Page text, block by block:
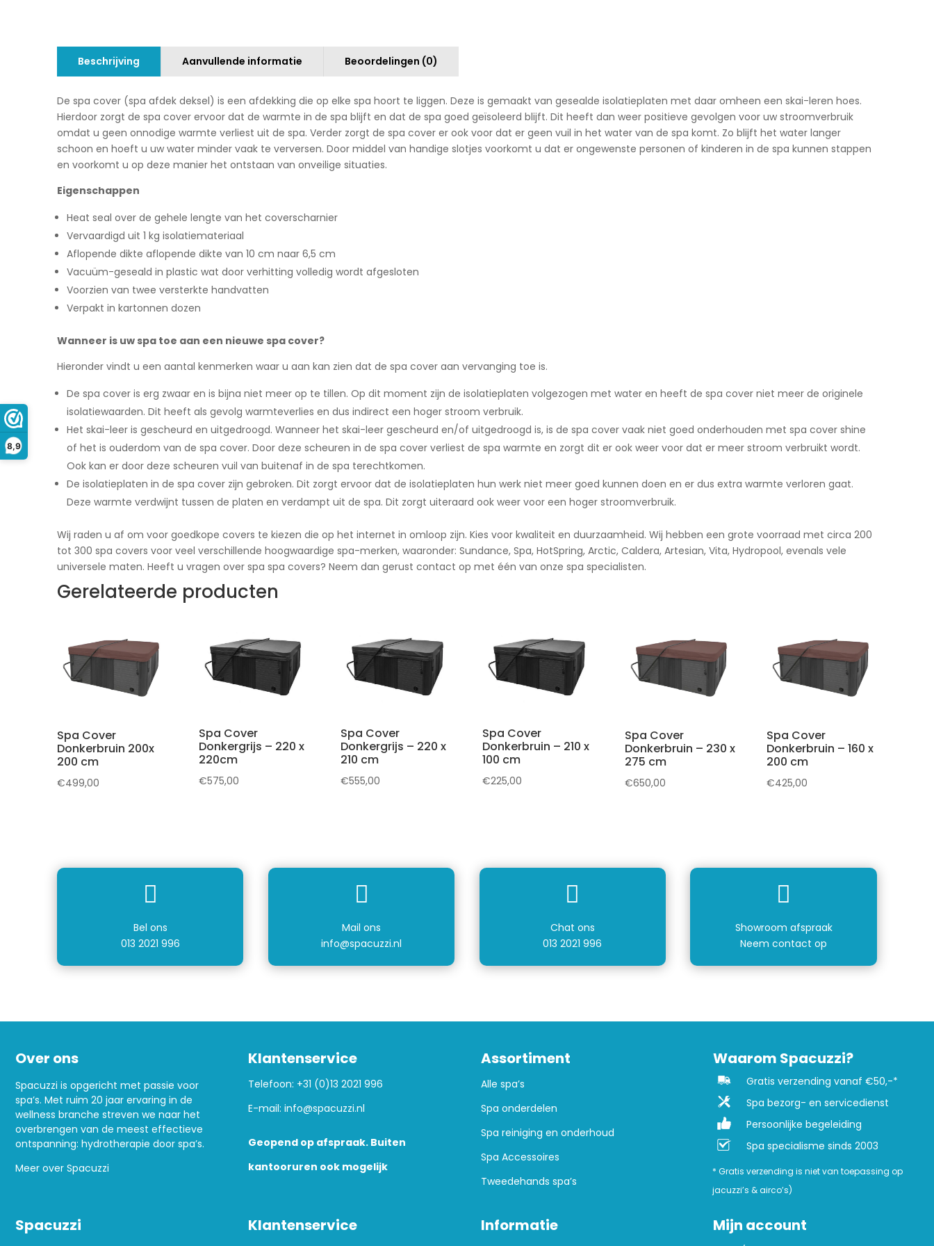
8,9
Beschrijving Aanvullende informatie Beoordelingen (0)
De spa cover (spa afdek deksel) is een afdekking die op elke spa hoort te liggen. Deze is gemaakt van gesealde isolatieplaten met daar omheen een skai-leren hoes.
Hierdoor zorgt de spa cover ervoor dat de warmte in de spa blijft en dat de spa goed geïsoleerd blijft. Dit heeft dan weer positieve gevolgen voor uw stroomverbruik
omdat u geen onnodige warmte verliest uit de spa. Verder zorgt de spa cover er ook voor dat er geen vuil in het water van de spa komt. Zo blijft het water langer
schoon en hoeft u uw water minder vaak te verversen. Door middel van handige slotjes voorkomt u dat er ongewenste personen of kinderen in de spa kunnen stappen
en voorkomt u op deze manier het ontstaan van onveilige situaties.
Eigenschappen
Heat seal over de gehele lengte van het coverscharnier
Vervaardigd uit 1 kg isolatiemateriaal
Aflopende dikte aflopende dikte van 10 cm naar 6,5 cm
Vacuüm-geseald in plastic wat door verhitting volledig wordt afgesloten
Voorzien van twee versterkte handvatten
Verpakt in kartonnen dozen
Wanneer is uw spa toe aan een nieuwe spa cover?
Hieronder vindt u een aantal kenmerken waar u aan kan zien dat de spa cover aan vervanging toe is.
De spa cover is erg zwaar en is bijna niet meer op te tillen. Op dit moment zijn de isolatieplaten volgezogen met water en heeft de spa cover niet meer de originele
isolatiewaarden. Dit heeft als gevolg warmteverlies en dus indirect een hoger stroom verbruik.
Het skai-leer is gescheurd en uitgedroogd. Wanneer het skai-leer gescheurd en/of uitgedroogd is, is de spa cover vaak niet goed onderhouden met spa cover shine
of het is ouderdom van de spa cover. Door deze scheuren in de spa cover verliest de spa warmte en zorgt dit er ook weer voor dat er meer stroom verbruikt wordt.
Ook kan er door deze scheuren vuil van buitenaf in de spa terechtkomen.
De isolatieplaten in de spa cover zijn gebroken. Dit zorgt ervoor dat de isolatieplaten hun werk niet meer goed kunnen doen en er dus extra warmte verloren gaat.
Deze warmte verdwijnt tussen de platen en verdampt uit de spa. Dit zorgt uiteraard ook weer voor een hoger stroomverbruik.
Wij raden u af om voor goedkope covers te kiezen die op het internet in omloop zijn. Kies voor kwaliteit en duurzaamheid. Wij hebben een grote voorraad met circa 200
tot 300 spa covers voor veel verschillende hoogwaardige spa-merken, waaronder: Sundance, Spa, HotSpring, Arctic, Caldera, Artesian, Vita, Hydropool, evenals vele
universele maten. Heeft u vragen over spa spa covers? Neem dan gerust contact op met één van onze spa specialisten.
Gerelateerde producten
Spa Cover
Donkerbruin 200x
200 cm
€499,00
Spa Cover
Donkergrijs – 220 x
220cm
€575,00
Spa Cover
Donkergrijs – 220 x
210 cm
€555,00
Spa Cover
Donkerbruin – 210 x
100 cm
€225,00
Spa Cover
Donkerbruin – 230 x
275 cm
€650,00
Spa Cover
Donkerbruin – 160 x
200 cm
€425,00

Bel ons
013 2021 996

Mail ons
info@spacuzzi.nl

Chat ons
013 2021 996

Showroom afspraak
Neem contact op
Over ons
Spacuzzi is opgericht met passie voor
spa’s. Met ruim 20 jaar ervaring in de
wellness branche streven we naar het
overbrengen van de meest effectieve
ontspanning: hydrotherapie door spa’s.
Meer over Spacuzzi
Klantenservice
Telefoon: +31 (0)13 2021 996
E-mail: info@spacuzzi.nl
Geopend op afspraak. Buiten
kantooruren ook mogelijk
Assortiment
Alle spa’s
Spa onderdelen
Spa reiniging en onderhoud
Spa Accessoires
Tweedehands spa’s
Waarom Spacuzzi?
Gratis verzending vanaf €50,-*
Spa bezorg- en servicedienst
Persoonlijke begeleiding
Spa specialisme sinds 2003
* Gratis verzending is niet van toepassing op
jacuzzi’s & airco’s)
Spacuzzi Klantenservice Informatie Mijn account